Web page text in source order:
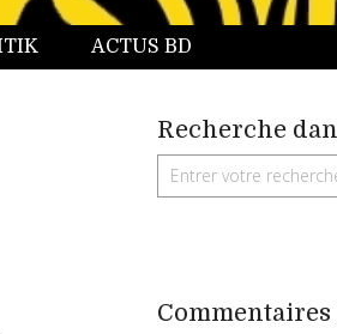
ACTUS BD
Recherche